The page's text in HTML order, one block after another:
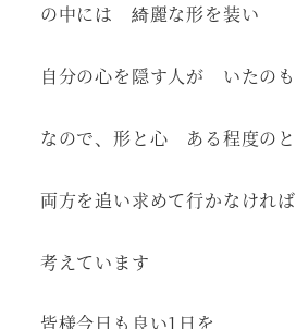
の中には 綺麗な形を装い
自分の心を隠す人が いたの
なので、形と心 ある程度の
両方を追い求めて行かなけれ
考えています
皆様今日も良い1日を